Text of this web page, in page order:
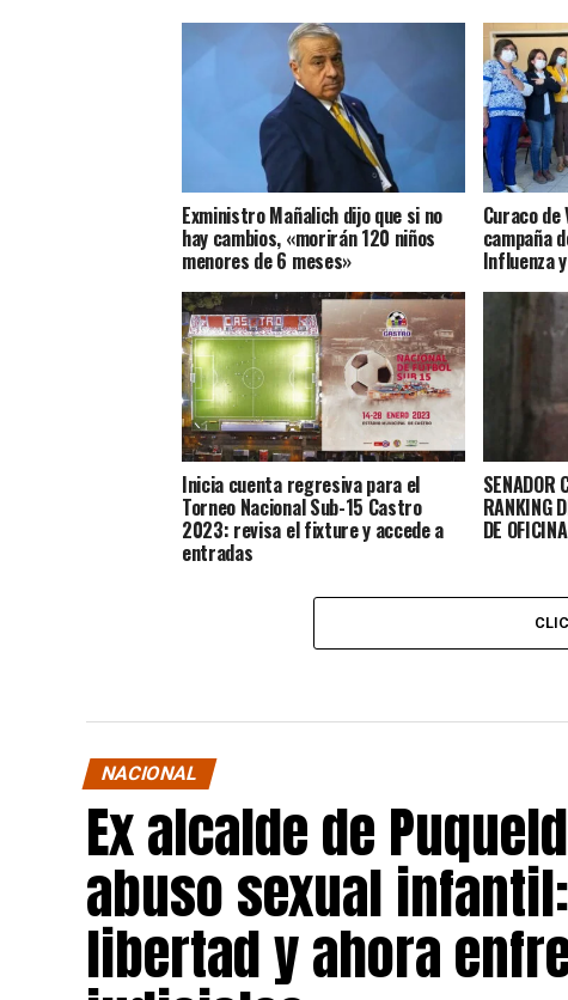
Exministro Mañalich dijo que si no
hay cambios, «morirán 120 niños
menores de 6 meses»
Curaco de
campaña
Influenza
Inicia cuenta regresiva para el
Torneo Nacional Sub-15 Castro
2023: revisa el fixture y accede a
entradas
SENADOR
RANKING
DE OFICINA
NACIONAL
Ex alcalde de
abuso sexual
libertad y ahora